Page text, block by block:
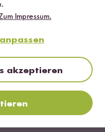
Impressum.
akzeptieren